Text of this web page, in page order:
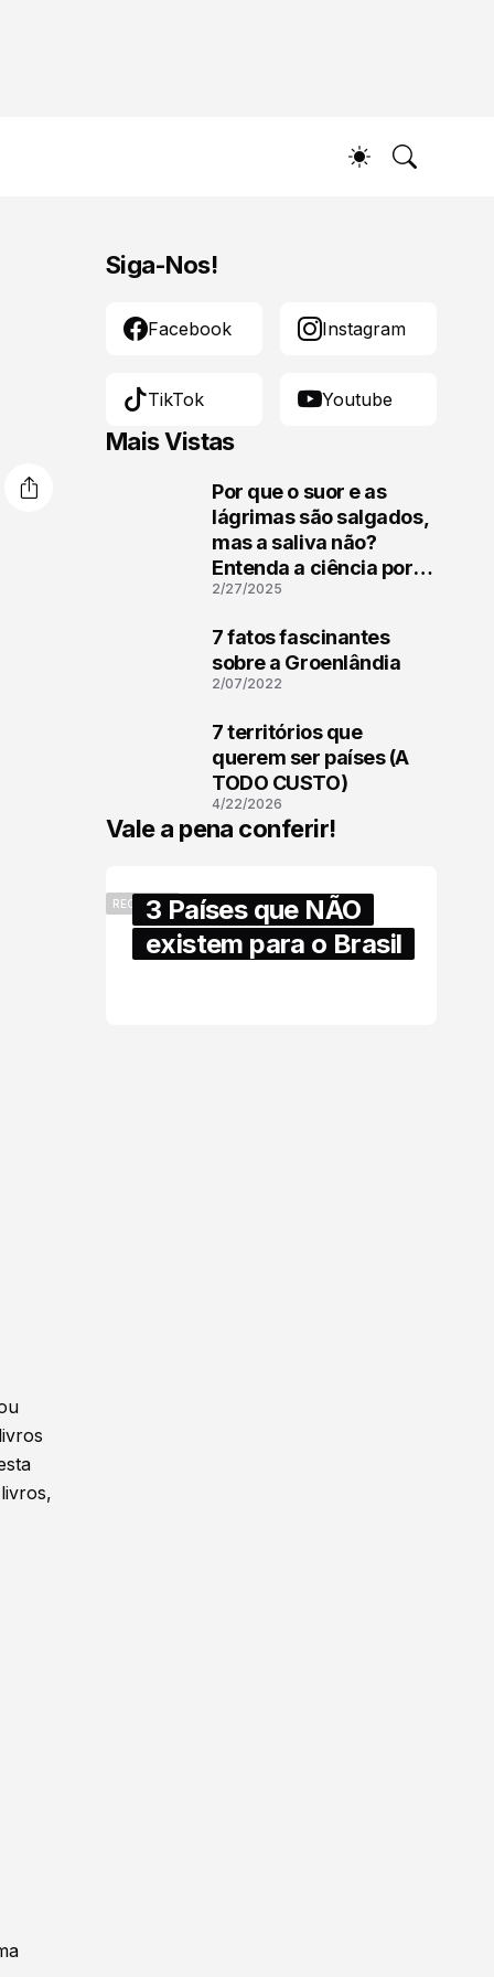
Siga-Nos!
Facebook Instagram
TikTok Youtube
Mais Vistas
Por que o suor e as
lágrimas são salgados,
mas a saliva não?
Entenda a ciência por
trás
2/27/2025
7 fatos fascinantes
sobre a Groenlândia
2/07/2022
7 territórios que
querem ser países (A
TODO CUSTO)
4/22/2026
Vale a pena conferir!
RECENTES3 Países que NÃO
existem para o Brasil